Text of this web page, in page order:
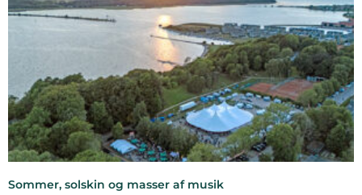
Sommer, solskin og masser af musik